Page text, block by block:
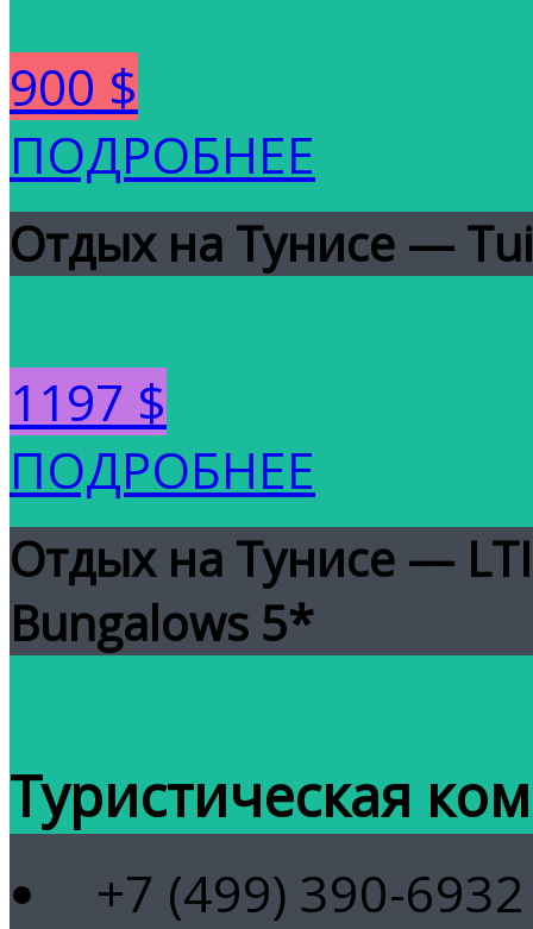
900 $
ПОДРОБНЕЕ
Отдых на Тунисе —
1197 $
ПОДРОБНЕЕ
Отдых на Тунисе —
Bungalows 5*
Туристическая
+7 (499) 390-6932